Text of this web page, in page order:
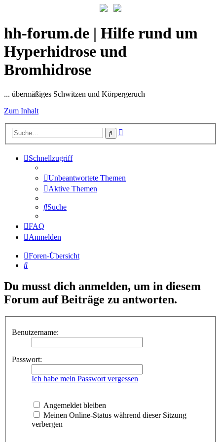
hh-forum.de | Hilfe rund um
Hyperhidrose und
Bromhidrose
... übermäßiges Schwitzen und Körpergeruch
Zum Inhalt
Suche
Schnellzugriff
Unbeantwortete Themen
Aktive Themen
Suche
FAQ
Anmelden
Foren-Übersicht
Suche
Du musst dich anmelden, um in diesem
Forum auf Beiträge zu antworten.
Benutzername:
Passwort:
Ich habe mein Passwort vergessen
Angemeldet bleiben
Meinen Online-Status während dieser Sitzung
verbergen